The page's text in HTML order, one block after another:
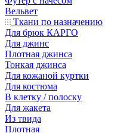
Вельвет
Ткани по назначению
Для брюк КАРГО
Для джинс
Плотная джинса
Тонкая джинса
Для кожаной куртки
Для костюма
В клетку / полоску
Для жакета
Из твида
Плотная